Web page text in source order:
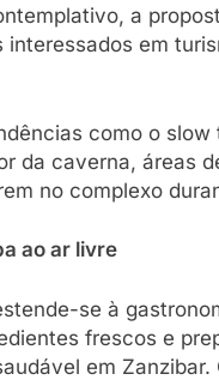
a
interessados em
como o
da caverna, áreas
no complexo
ao ar livre
se à
frescos e
em